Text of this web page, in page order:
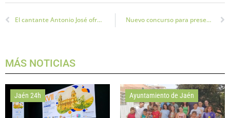
El cantante Antonio José ofrecerá un concierto en Jaén el 9 junio de su gira «A un milímetro de ti» Nuevo concurso para presentar propuestas para el cartel de la Feria San Lucas 2018
MÁS NOTICIAS
Jaén 24h Ayuntamiento de Jaén